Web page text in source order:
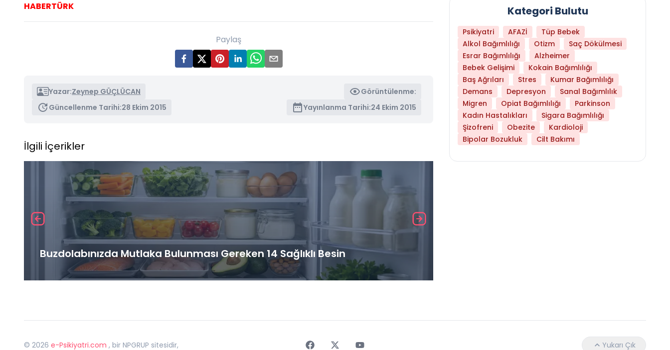
HABERTÜRK
Paylaş
Yazar:Zeynep GÜÇLÜCAN
Görüntülenme:
Güncellenme Tarihi:28 Ekim 2015 Yayınlanma Tarihi:24 Ekim 2015
İlgili İçerikler
Buzdolabınızda Mutlaka Bulunması Gereken 14 Sağlıklı Besin
Kategori Bulutu
Psikiyatri AFAZİ
Tüp Bebek
Alkol Bağımlılığı
Otizm
Saç Dökülmesi
Esrar Bağımlılığı
Alzheimer
Bebek Gelişimi
Kokain Bağımlılığı
Baş Ağrıları
Stres
Kumar Bağımlılığı
Demans
Depresyon
Sanal Bağımlılık
Migren
Opiat Bağımlılığı
Parkinson
Kadın Hastalıkları
Sigara Bağımlılığı
Şizofreni
Obezite
Kardioloji
Bipolar Bozukluk
Cilt Bakımı
© 2026 e-Psikiyatri.com , bir NPGRUP sitesidir, Yukarı Çık